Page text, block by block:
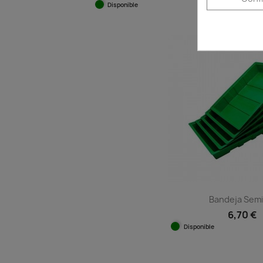
Disponible
Bandeja
6,70 €
Disponible